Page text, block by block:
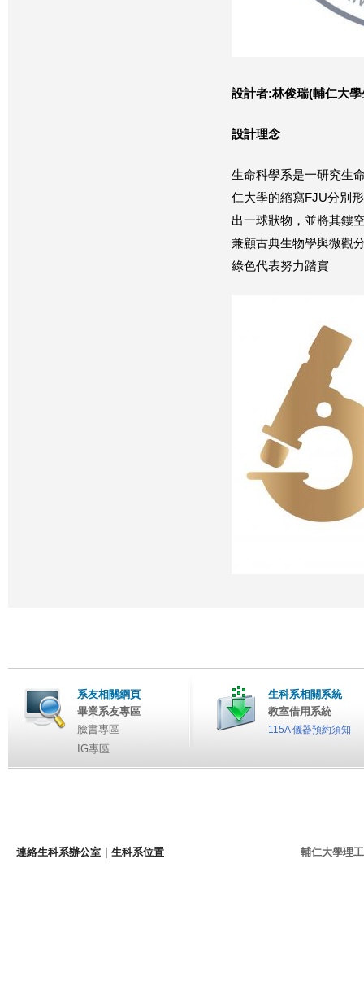
設計者:林俊瑞(輔仁大
設計理念
生命科學系是一研究生
仁大學的縮寫FJU分別
出一球狀物，並將其鏤
兼顧古典生物學與微觀
綠色代表努力踏實
系友相關網頁
畢業系友專區
臉書專區
IG專區
生科系相關系統
教室借用系統
115A 儀器預約須知
連絡生科系辦公室 生科系位置 輔仁大學理